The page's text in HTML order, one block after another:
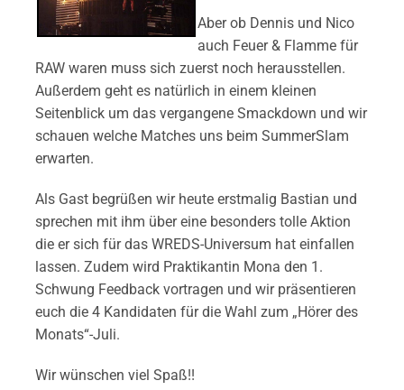
Aber ob Dennis und Nico
auch Feuer & Flamme für
RAW waren muss sich zuerst noch herausstellen.
Außerdem geht es natürlich in einem kleinen
Seitenblick um das vergangene Smackdown und wir
schauen welche Matches uns beim SummerSlam
erwarten.
Als Gast begrüßen wir heute erstmalig Bastian und
sprechen mit ihm über eine besonders tolle Aktion
die er sich für das WREDS-Universum hat einfallen
lassen. Zudem wird Praktikantin Mona den 1.
Schwung Feedback vortragen und wir präsentieren
euch die 4 Kandidaten für die Wahl zum „Hörer des
Monats“-Juli.
Wir wünschen viel Spaß!!